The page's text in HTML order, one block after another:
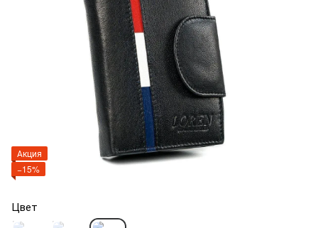
Акция
−15%
Цвет